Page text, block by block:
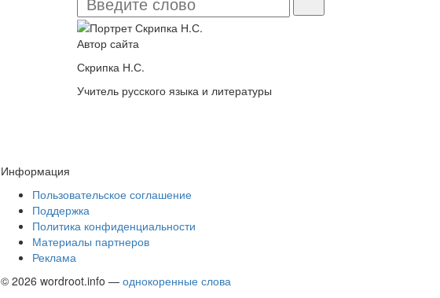
Автор сайта
Скрипка Н.С.
Учитель русского языка и литературы
Информация
Пользовательское соглашение
Поддержка
Политика конфиденциальности
Материалы партнеров
Реклама
© 2026 wordroot.info — однокоренные слова